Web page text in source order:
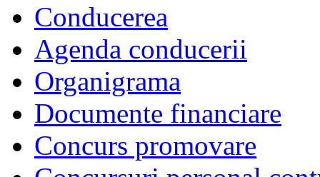
Conducerea
Agenda conducerii
Organigrama
Documente financiare
Concurs promovare